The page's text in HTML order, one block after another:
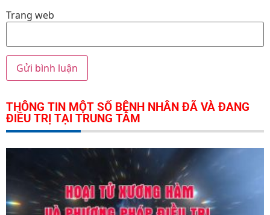
Trang web
THÔNG TIN MỘT SỐ BỆNH NHÂN ĐÃ VÀ ĐANG
ĐIỀU TRỊ TẠI TRUNG TÂM